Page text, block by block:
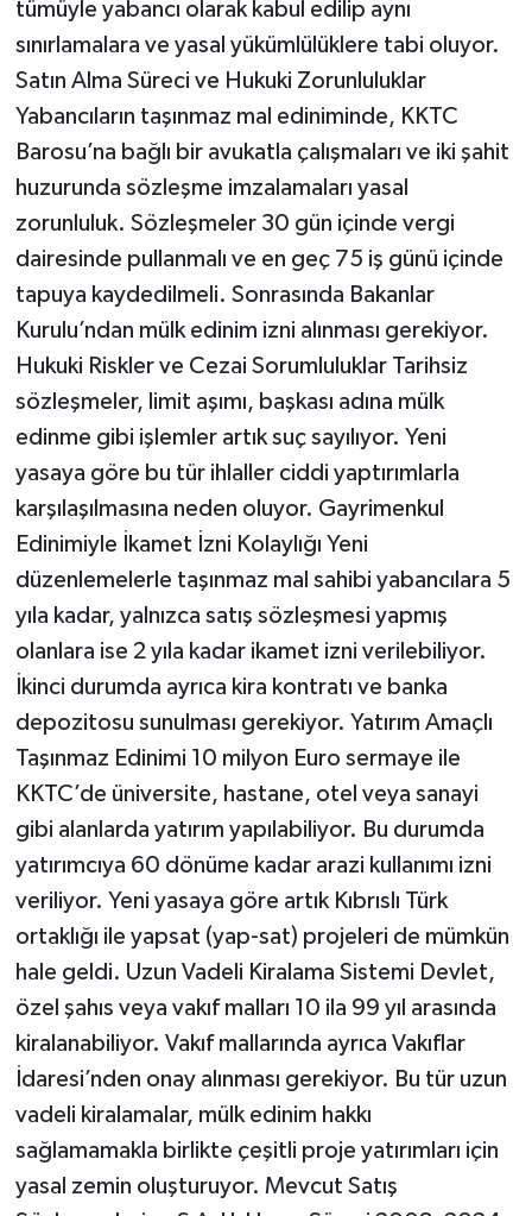
tümüyle yabancı olarak kabul edilip aynı
sınırlamalara ve yasal yükümlülüklere tabi oluyor.
Satın Alma Süreci ve Hukuki Zorunluluklar
Yabancıların taşınmaz mal ediniminde, KKTC
Barosu’na bağlı bir avukatla çalışmaları ve iki şahit
huzurunda sözleşme imzalamaları yasal
zorunluluk. Sözleşmeler 30 gün içinde vergi
dairesinde pullanmalı ve en geç 75 iş günü içinde
tapuya kaydedilmeli. Sonrasında Bakanlar
Kurulu’ndan mülk edinim izni alınması gerekiyor.
Hukuki Riskler ve Cezai Sorumluluklar Tarihsiz
sözleşmeler, limit aşımı, başkası adına mülk
edinme gibi işlemler artık suç sayılıyor. Yeni
yasaya göre bu tür ihlaller ciddi yaptırımlarla
karşılaşılmasına neden oluyor. Gayrimenkul
Edinimiyle İkamet İzni Kolaylığı Yeni
düzenlemelerle taşınmaz mal sahibi yabancılara 5
yıla kadar, yalnızca satış sözleşmesi yapmış
olanlara ise 2 yıla kadar ikamet izni verilebiliyor.
İkinci durumda ayrıca kira kontratı ve banka
depozitosu sunulması gerekiyor. Yatırım Amaçlı
Taşınmaz Edinimi 10 milyon Euro sermaye ile
KKTC’de üniversite, hastane, otel veya sanayi
gibi alanlarda yatırım yapılabiliyor. Bu durumda
yatırımcıya 60 dönüme kadar arazi kullanımı izni
veriliyor. Yeni yasaya göre artık Kıbrıslı Türk
ortaklığı ile yapsat (yap-sat) projeleri de mümkün
hale geldi. Uzun Vadeli Kiralama Sistemi Devlet,
özel şahıs veya vakıf malları 10 ila 99 yıl arasında
kiralanabiliyor. Vakıf mallarında ayrıca Vakıflar
İdaresi’nden onay alınması gerekiyor. Bu tür uzun
vadeli kiralamalar, mülk edinim hakkı
sağlamamakla birlikte çeşitli proje yatırımları için
yasal zemin oluşturuyor. Mevcut Satış